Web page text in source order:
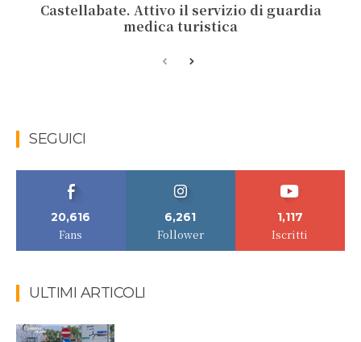
Castellabate. Attivo il servizio di guardia
medica turistica
SEGUICI
20,616
Fans
6,261
Follower
1,117
Iscritti
ULTIMI ARTICOLI